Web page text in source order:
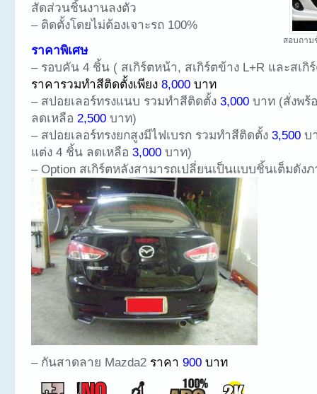
สอบถาม
สัดส่วนชิ้นงานลงตัว
– ติดตั้งโดยไม่ต้องเจาะรถ 100%
ราคาพิเศษ
– รอบคัน 4 ชิ้น ( สเกิร์ตหน้า, สเกิร์ตข้าง L+R และสเ
ราคารวมทำสีติดตั้งเพียง 8,000 บาท
– สปอยเลอร์ทรงแนบ รวมทำสีติดตั้ง 3,000 บาท (สั่งพร้
ลดเหลือ 2,500 บาท)
– สปอยเลอร์ทรงยกสูงมีไฟเบรก รวมทำสีติดตั้ง 3,500 บ
แต่ง 4 ชิ้น ลดเหลือ 3,000 บาท)
– Option สเกิร์ตหลังสามารถเปลี่ยนเป็นแบบชิ้นเต็มดัง
– กันสาดลาย Mazda2 ราคา 900 บาท